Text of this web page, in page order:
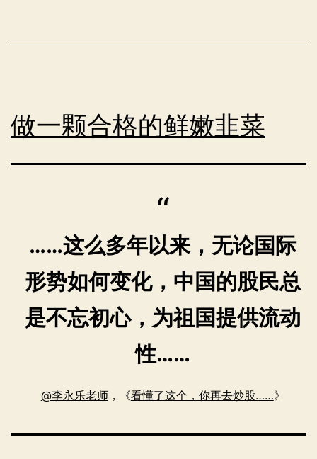
创
建
虚
做一颗合格的鲜嫩韭菜
……这么多年以来，无论国际
形势如何变化，中国的股民总
是不忘初心，为祖国提供流动
性……
@李永乐老师，《看懂了这个，你再去炒股……》